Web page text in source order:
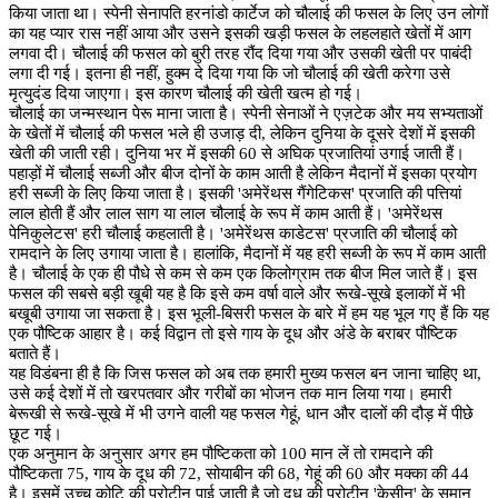
किया जाता था। स्पेनी सेनापति हरनांडो कार्टेज को चौलाई की फसल के लिए उन लोगों
का यह प्यार रास नहीं आया और उसने इसकी खड़ी फसल के लहलहाते खेतों में आग
लगवा दी। चौलाई की फसल को बुरी तरह रौंद दिया गया और उसकी खेती पर पाबंदी
लगा दी गई। इतना ही नहीं, हुक्म दे दिया गया कि जो चौलाई की खेती करेगा उसे
मृत्युदंड दिया जाएगा। इस कारण चौलाई की खेती खत्म हो गई।
चौलाई का जन्मस्थान पेरू माना जाता है। स्पेनी सेनाओं ने एज़टेक और मय सभ्यताओं
के खेतों में चौलाई की फसल भले ही उजाड़ दी, लेकिन दुनिया के दूसरे देशों में इसकी
खेती की जाती रही। दुनिया भर में इसकी 60 से अघिक प्रजातियां उगाई जाती हैं।
पहाड़ों में चौलाई सब्जी और बीज दोनों के काम आती है लेकिन मैदानों में इसका प्रयोग
हरी सब्जी के लिए किया जाता है। इसकी 'अमेरेंथस गैंगेटिकस' प्रजाति की पत्तियां
लाल होती हैं और लाल साग या लाल चौलाई के रूप में काम आती हैं। 'अमेरेंथस
पेनिकुलेटस' हरी चौलाई कहलाती है। 'अमेरेंथस काडेटस' प्रजाति की चौलाई को
रामदाने के लिए उगाया जाता है। हालांकि, मैदानों में यह हरी सब्जी के रूप में काम आती
है। चौलाई के एक ही पौधे से कम से कम एक किलोग्राम तक बीज मिल जाते हैं। इस
फसल की सबसे बड़ी खूबी यह है कि इसे कम वर्षा वाले और रूखे-सूखे इलाकों में भी
बखूबी उगाया जा सकता है। इस भूली-बिसरी फसल के बारे में हम यह भूल गए हैं कि यह
एक पौष्टिक आहार है। कई विद्वान तो इसे गाय के दूध और अंडे के बराबर पौष्टिक
बताते हैं।
यह विडंबना ही है कि जिस फसल को अब तक हमारी मुख्य फसल बन जाना चाहिए था,
उसे कई देशों में तो खरपतवार और गरीबों का भोजन तक मान लिया गया। हमारी
बेरूखी से रूखे-सूखे में भी उगने वाली यह फसल गेहूं, धान और दालों की दौड़ में पीछे
छूट गई।
एक अनुमान के अनुसार अगर हम पौष्टिकता को 100 मान लें तो रामदाने की
पौष्टिकता 75, गाय के दूध की 72, सोयाबीन की 68, गेहूं की 60 और मक्का की 44
है। इसमें उच्च कोटि की प्रोटीन पाई जाती है जो दूध की प्रोटीन 'केसीन' के समान